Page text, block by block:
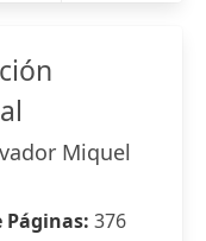
Miquel
Páginas: 376